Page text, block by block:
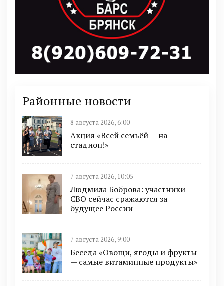
Районные новости
8 августа 2026, 6:00
Акция «Всей семьёй — на
стадион!»
7 августа 2026, 10:05
Людмила Боброва: участники
СВО сейчас сражаются за
будущее России
7 августа 2026, 9:00
Беседа «Овощи, ягоды и фрукты
— самые витаминные продукты»